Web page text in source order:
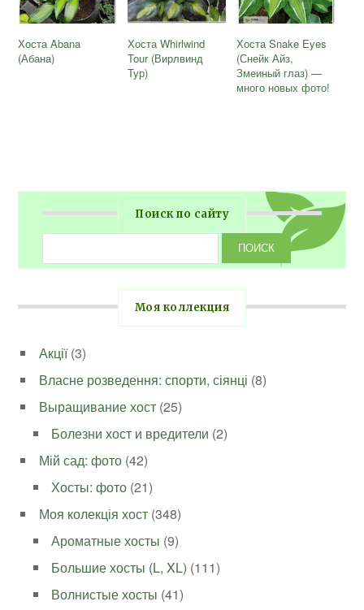
Хоста Abana
(Абана)
Хоста Whirlwind
Tour (Вирлвинд
Тур)
Хоста Snake Eyes
(Снейк Айз,
Змеиный глаз) —
много новых фото!
Поиск по сайту
Моя коллекция
Акції(3)
Власне розведення: спорти, сіянці (8)
Выращивание хост (25)
Болезни хост и вредители (2)
Мій сад: фото (42)
Хосты: фото (21)
Моя колекція хост (348)
Ароматные хосты (9)
Большие хосты (L, XL) (111)
Волнистые хосты (41)